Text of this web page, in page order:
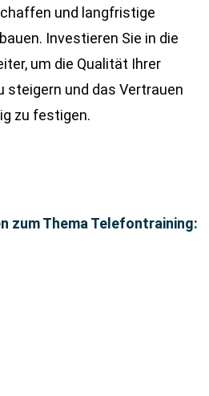
und langfristige
Investieren Sie in die
um die Qualität Ihrer
steigern und das Vertrauen
zu festigen.
zum Thema Telefontraining: